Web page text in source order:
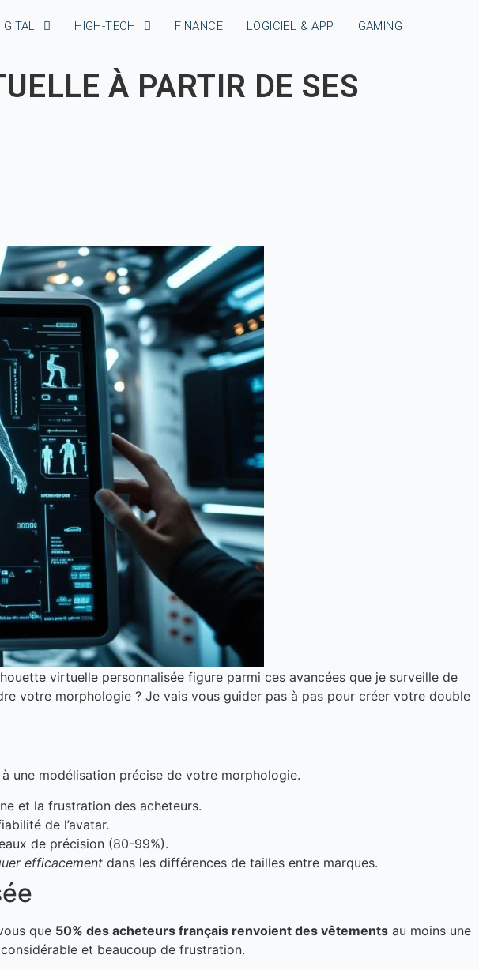
HIGH-TECH FINANCE LOGICIEL & APP GAMING
À PARTIR DE SES
virtuelle personnalisée figure parmi ces avancées que je surveille de
votre morphologie ? Je vais vous guider pas à pas pour créer votre double
une modélisation précise de votre morphologie.
et la frustration des acheteurs.
de l’avatar.
de précision (80-99%).
efficacement dans les différences de tailles entre marques.
que 50% des acheteurs français renvoient des vêtements au moins une
et beaucoup de frustration.